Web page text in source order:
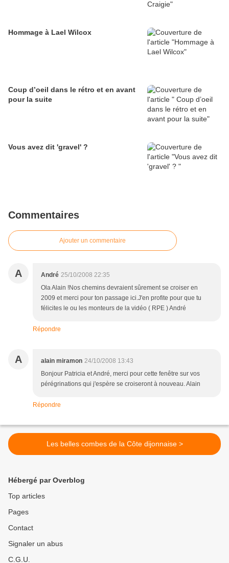
Hommage à Lael Wilcox
Coup d’oeil dans le rétro et en avant
pour la suite
Vous avez dit 'gravel' ?
Commentaires
Ajouter un commentaire
A André 25/10/2008 22:35
Ola Alain !Nos chemins devraient sûrement se croiser en
2009 et merci pour ton passage ici.J'en profite pour que tu
félicites le ou les monteurs de la vidéo ( RPE ) André
Répondre
A alain miramon 24/10/2008 13:43
Bonjour Patricia et André, merci pour cette fenêtre sur vos
pérégrinations qui j'espère se croiseront à nouveau. Alain
Répondre
Les belles combes de la Côte dijonnaise >
Hébergé par Overblog
Top articles
Pages
Contact
Signaler un abus
C.G.U.